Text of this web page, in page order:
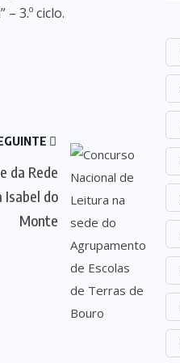
3.º ciclo.
da Rede
Isabel do
Monte